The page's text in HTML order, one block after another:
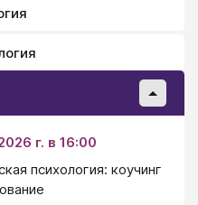
г. в 16:00
психология: коучинг